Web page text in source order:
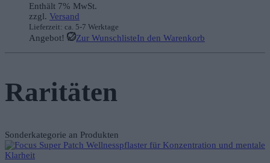
Enthält 7% MwSt.
zzgl. Versand
Lieferzeit: ca. 5-7 Werktage
Angebot! Zur WunschlisteIn den Warenkorb
Raritäten
Sonderkategorie an Produkten